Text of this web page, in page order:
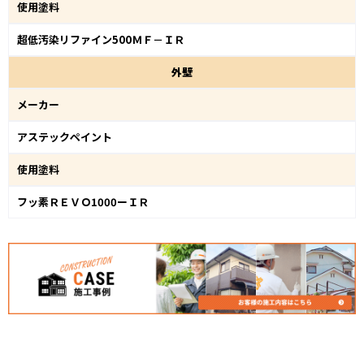
使用塗料
超低汚染リファイン500ＭＦ－ＩＲ
外壁
メーカー
アステックペイント
使用塗料
フッ素ＲＥＶＯ1000ーＩＲ